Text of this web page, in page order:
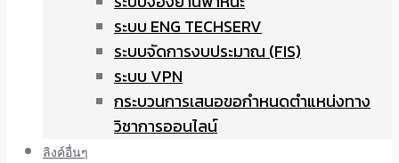
ระบบ ENG TECHSERV
ระบบจัดการงบประมาณ (FIS)
ระบบ VPN
กระบวนการเสนอขอกำหนดตำแหน่งทาง
วิชาการออนไลน์
ลิงค์อื่นๆ